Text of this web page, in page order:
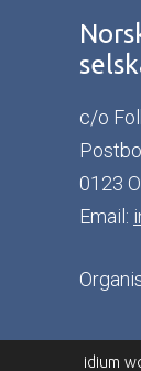
c/o
0123
Email:
idium